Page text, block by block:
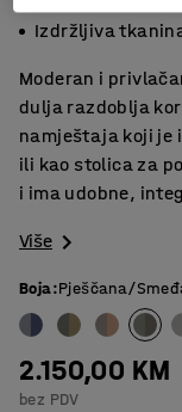
Izdržljiva
Moderan i
dulja razdoblja
namještaja koji je
ili kao stolica za
i ima udobne,
Više
Boja:Pješčana/
2.150,00 KM
bez PDV